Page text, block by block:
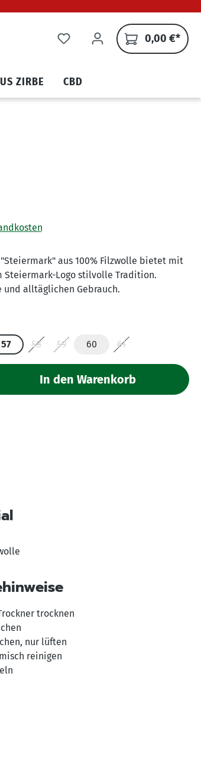
0,00 €*
ZIRBE CBD
aus 100% Filzwolle bietet mit
Steiermark-Logo stilvolle Tradition.
und alltäglichen Gebrauch.
57 58
(Diese Option ist zurzeit nicht verfügbar.)
59
(Diese Option ist zurzeit nicht
60 61
den gewünschten Wert ein
In den Warenkorb
trocknen
nur lüften
reinigen